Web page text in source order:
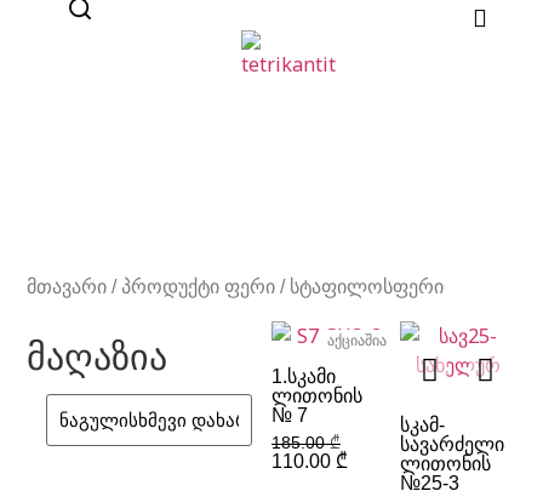
მთავარი / პროდუქტი ფერი / სტაფილოსფერი
მაღაზია აქციაშია
1.ᲡᲙᲐᲛᲘ
ᲚᲘᲗᲝᲜᲘᲡ
№ 7
185.00₾
110.00 ₾
ᲡᲙᲐᲛ-
ᲡᲐᲕᲐᲠᲫᲔᲚᲘ
ᲚᲘᲗᲝᲜᲘᲡ
№25-3